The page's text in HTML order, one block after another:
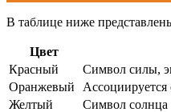
В таблице ниже
Цвет
Красный
Символ силы,
Оранжевый
Ассоциируется
Желтый
Символ солнца